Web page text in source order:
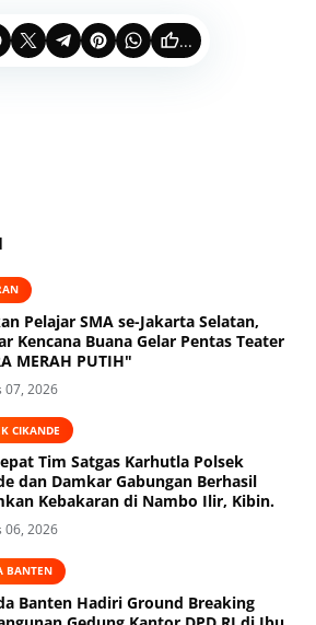
...
Pelajar SMA se-Jakarta Selatan,
Kencana Buana Gelar Pentas Teater
MERAH PUTIH"
07, 2026
CIKANDE
Tim Satgas Karhutla Polsek
dan Damkar Gabungan Berhasil
Kebakaran di Nambo Ilir, Kibin.
06, 2026
BANTEN
Banten Hadiri Ground Breaking